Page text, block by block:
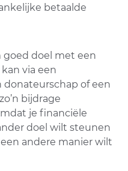
betaalde
goed doel met een
via een
donateurschap of een
bijdrage
je financiële
doel wilt steunen
andere manier wilt